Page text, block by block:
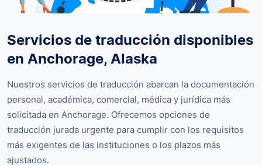
Servicios de traducción disponibles
en Anchorage, Alaska
Nuestros servicios de traducción abarcan la documentación
personal, académica, comercial, médica y jurídica más
solicitada en Anchorage. Ofrecemos opciones de
traducción jurada urgente para cumplir con los requisitos
más exigentes de las instituciones o los plazos más
ajustados.